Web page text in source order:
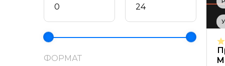
профессий
Яндекс Практикум
ФОРМАТ